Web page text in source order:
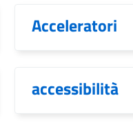
Acceleratori
accessibilità